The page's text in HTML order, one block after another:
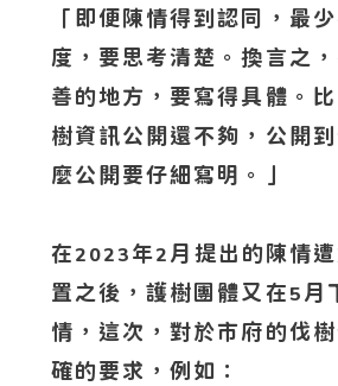
「即便陳情得到認同，最
度，要思考清楚。換言之
善的地方，要寫得具體。
樹資訊公開還不夠，公開
麼公開要仔細寫明。」
在2023 年2 月提出的陳情
置之後，護樹團體又在 5 月
情，這次，對於市府的伐
確的要求，例如：